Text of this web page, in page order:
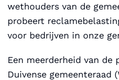
wethouders van de
probeert
voor bedrijven in onze
Een meerderheid van
Duivense gemeenteraad